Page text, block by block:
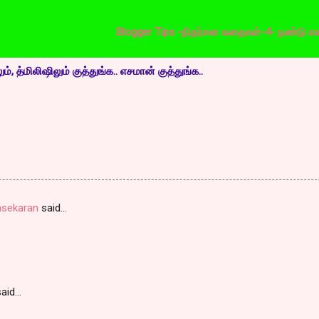
Blogger Tips -நிதர்சன கதைகள்-4- நண்டு என்கிற
குத்துங்க.. எசமான் குத்துங்க..
said…